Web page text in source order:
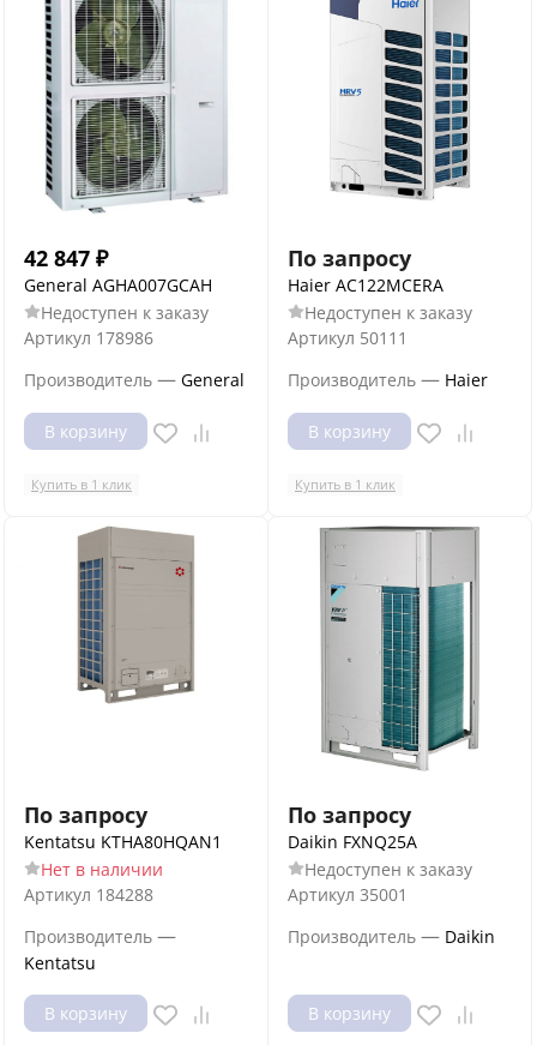
42 847 ₽
General AGHA007GCAH
Недоступен к заказу
Артикул 178986
Производитель — General
В корзину
Купить в 1 клик
По запросу
Haier AC122MCERA
Недоступен к заказу
Артикул 50111
Производитель — Haier
В корзину
Купить в 1 клик
По запросу
Kentatsu KTHA80HQAN1
Нет в наличии
Артикул 184288
Производитель —
Kentatsu
В корзину
По запросу
Daikin FXNQ25A
Недоступен к заказу
Артикул 35001
Производитель — Daikin
В корзину